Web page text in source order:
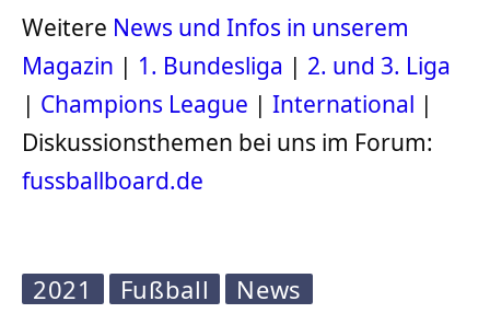
Weitere News und Infos in unserem
Magazin | 1. Bundesliga | 2. und 3. Liga
| Champions League | International |
Diskussionsthemen bei uns im Forum:
fussballboard.de
2021 Fußball News